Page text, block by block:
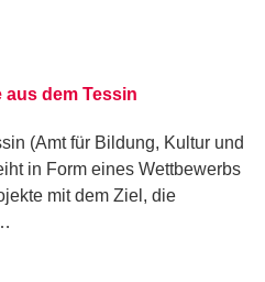
dem Tessin
(Amt für Bildung, Kultur und
in Form eines Wettbewerbs
mit dem Ziel, die